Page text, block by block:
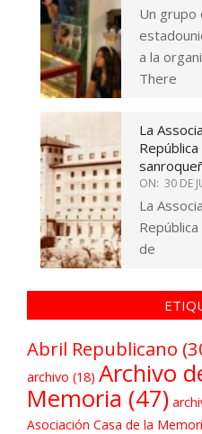
Un grupo
a la
There
La
ON: 30 DE
La
de
Abril Republicano
archivo (18) Archivo
Memoria (47)
Asociación Casa de la